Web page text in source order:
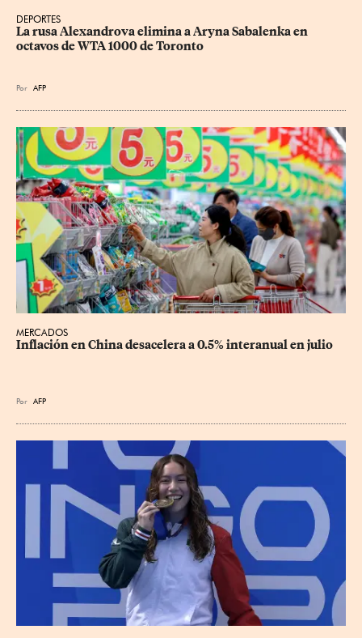
DEPORTES
La rusa Alexandrova elimina a Aryna Sabalenka en
octavos de WTA 1000 de Toronto
Por AFP
MERCADOS
Inflación en China desacelera a 0.5% interanual en julio
Por AFP